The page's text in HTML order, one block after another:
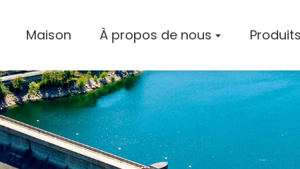
Maison À propos de nous Produits